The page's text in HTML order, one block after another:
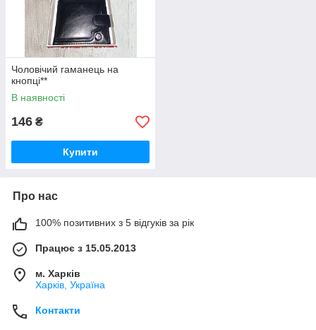
Чоловічий гаманець на
кнопці**
В наявності
146 ₴
Купити
Про нас
100% позитивних з 5 відгуків за рік
Працює з 15.05.2013
м. Харків
Харків, Україна
Контакти